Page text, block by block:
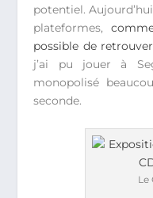
potentiel.
plateformes,
possible de
j’ai pu jouer à
monopolisé
seconde.
Le